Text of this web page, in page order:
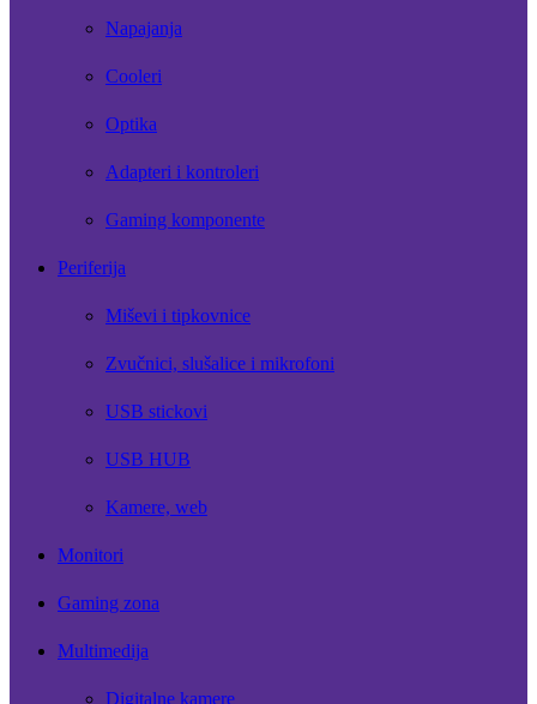
Napajanja
Cooleri
Optika
Adapteri i kontroleri
Gaming komponente
Periferija
Miševi i tipkovnice
Zvučnici, slušalice i mikrofoni
USB stickovi
USB HUB
Kamere, web
Monitori
Gaming zona
Multimedija
Digitalne kamere